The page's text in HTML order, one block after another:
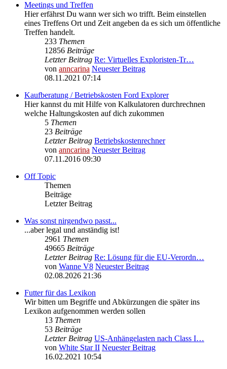
Meetings und Treffen
Hier erfährst Du wann wer sich wo trifft. Beim einstellen
eines Treffens Ort und Zeit angeben da es sich um öffentliche
Treffen handelt.
233 Themen
12856 Beiträge
Letzter Beitrag Re: Virtuelles Exploristen-Tr…
von anncarina Neuester Beitrag
08.11.2021 07:14
Kaufberatung / Betriebskosten Ford Explorer
Hier kannst du mit Hilfe von Kalkulatoren durchrechnen
welche Haltungskosten auf dich zukommen
5 Themen
23 Beiträge
Letzter Beitrag Betriebskostenrechner
von anncarina Neuester Beitrag
07.11.2016 09:30
Off Topic
Themen
Beiträge
Letzter Beitrag
Was sonst nirgendwo passt...
...aber legal und anständig ist!
2961 Themen
49665 Beiträge
Letzter Beitrag Re: Lösung für die EU‑Verordn…
von Wanne V8 Neuester Beitrag
02.08.2026 21:36
Futter für das Lexikon
Wir bitten um Begriffe und Abkürzungen die später ins
Lexikon aufgenommen werden sollen
13 Themen
53 Beiträge
Letzter Beitrag US-Anhängelasten nach Class I…
von White Star II Neuester Beitrag
16.02.2021 10:54